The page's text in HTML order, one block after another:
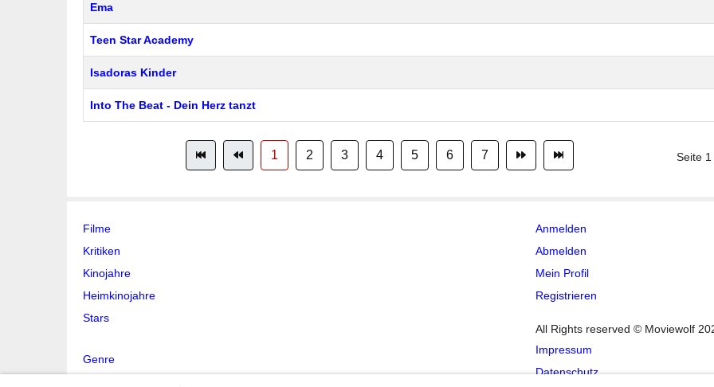
Ema
Teen Star Academy
Isadoras Kinder
Into The Beat - Dein Herz tanzt
Seite 1
1 2 3 4 5 6 7
Filme
Kritiken
Kinojahre
Heimkinojahre
Stars
Genre
Anmelden
Abmelden
Mein Profil
Registrieren
All Rights reserved © Moviewolf
Impressum
Datenschutz